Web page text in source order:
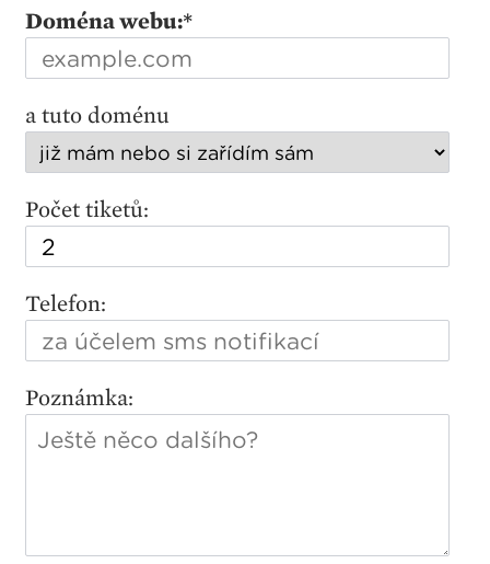
Doména webu:*
a tuto doménu
Počet tiketů:
Telefon:
Poznámka: